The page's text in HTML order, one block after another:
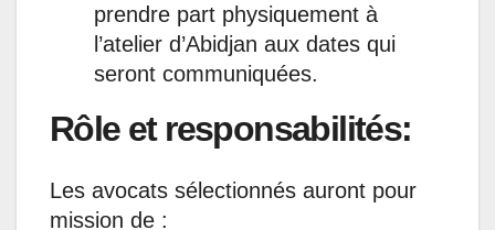
prendre part physiquement à
l’atelier d’Abidjan aux dates qui
seront communiquées.
Rôle et responsabilités:
Les avocats sélectionnés auront pour
mission de :